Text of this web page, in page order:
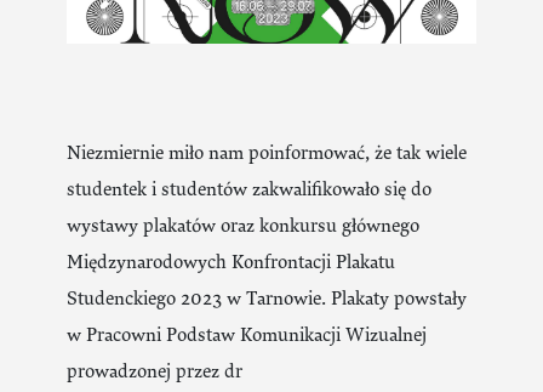
Niezmiernie miło nam poinformować, że tak wiele
studentek i studentów zakwalifikowało się do
wystawy plakatów oraz konkursu głównego
Międzynarodowych Konfrontacji Plakatu
Studenckiego 2023 w Tarnowie. Plakaty powstały
w Pracowni Podstaw Komunikacji Wizualnej
prowadzonej przez dr